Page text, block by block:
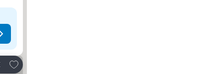
Adicionar aos favoritos